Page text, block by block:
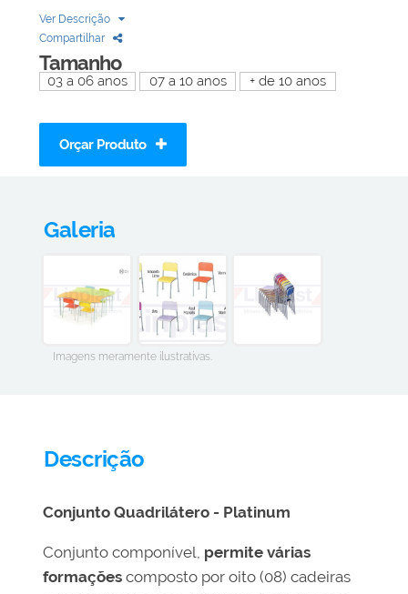
Ver Descrição
Compartilhar
Tamanho
03 a 06 anos 07 a 10 anos + de 10 anos
Orçar Produto
Galeria
Imagens meramente ilustrativas.
Descrição
Conjunto Quadrilátero - Platinum
Conjunto componível, permite várias
formações composto por oito (08) cadeiras